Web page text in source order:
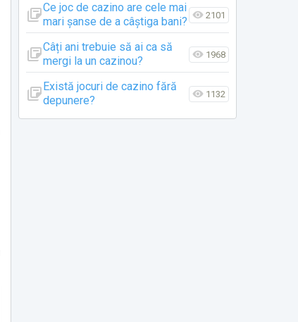
Ce joc de cazino are cele mai
mari șanse de a câștiga bani?
2101
Câți ani trebuie să ai ca să
mergi la un cazinou?
1968
Există jocuri de cazino fără
depunere?
1132